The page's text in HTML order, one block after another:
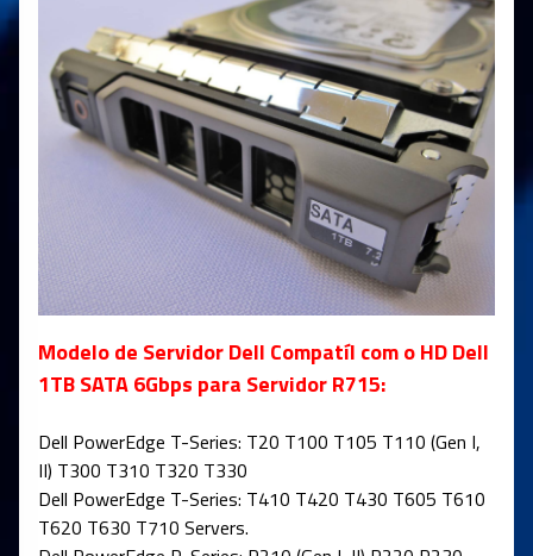
Modelo de Servidor Dell Compatíl com o HD Dell
1TB SATA 6Gbps para Servidor R715:
Dell PowerEdge T-Series: T20 T100 T105 T110 (Gen I,
II) T300 T310 T320 T330
Dell PowerEdge T-Series: T410 T420 T430 T605 T610
T620 T630 T710 Servers.